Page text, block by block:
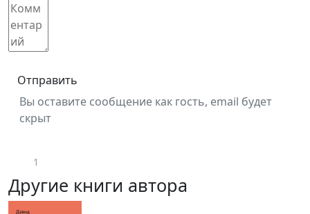
Отправить
Вы оставите сообщение как гость, email будет
скрыт
1
Другие книги автора